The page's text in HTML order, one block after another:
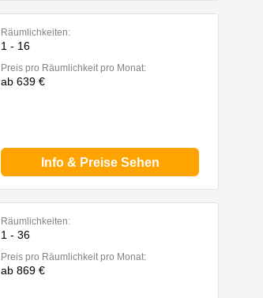
Räumlichkeiten:
1 - 16
Preis pro Räumlichkeit pro Monat:
ab 639 €
Info & Preise Sehen
Räumlichkeiten:
1 - 36
Preis pro Räumlichkeit pro Monat:
ab 869 €